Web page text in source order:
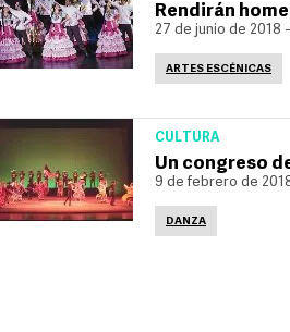
Rendirán
27 de junio de 2018
ARTES ESCÉNICAS
CULTURA
Un congreso
9 de febrero de
DANZA